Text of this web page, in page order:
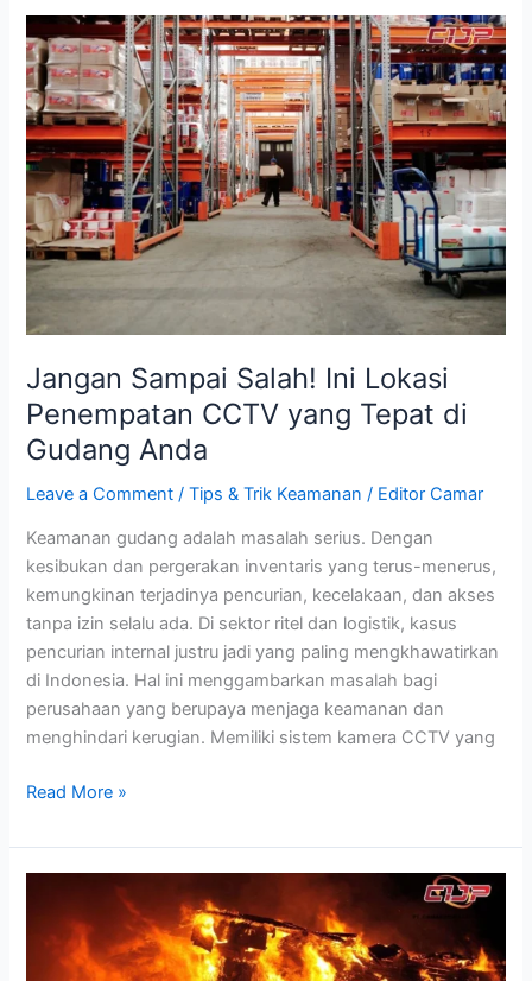
Jangan Sampai Salah! Ini Lokasi
Penempatan CCTV yang Tepat di
Gudang Anda
Leave a Comment /Tips & Trik Keamanan / Editor Camar
Keamanan gudang adalah masalah serius. Dengan
kesibukan dan pergerakan inventaris yang terus-menerus,
kemungkinan terjadinya pencurian, kecelakaan, dan akses
tanpa izin selalu ada. Di sektor ritel dan logistik, kasus
pencurian internal justru jadi yang paling mengkhawatirkan
di Indonesia. Hal ini menggambarkan masalah bagi
perusahaan yang berupaya menjaga keamanan dan
menghindari kerugian. Memiliki sistem kamera CCTV yang
Jangan
Sampai
Salah!
Ini
Lokasi
Penempatan
CCTV
yang
Tepat
Anda
Read More »
Pencegahan
Kebakaran
Tempat